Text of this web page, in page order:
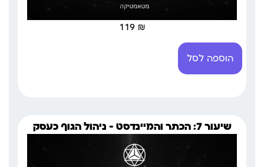
119 ₪
הוספה לסל
שיעור 7: הכתר והמיינדסט – ניהול הגוף כעסק